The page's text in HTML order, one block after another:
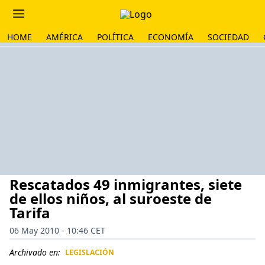
HOME AMÉRICA POLÍTICA ECONOMÍA SOCIEDAD
Rescatados 49 inmigrantes, siete
de ellos niños, al suroeste de
Tarifa
06 May 2010 - 10:46 CET
Archivado en: LEGISLACIÓN